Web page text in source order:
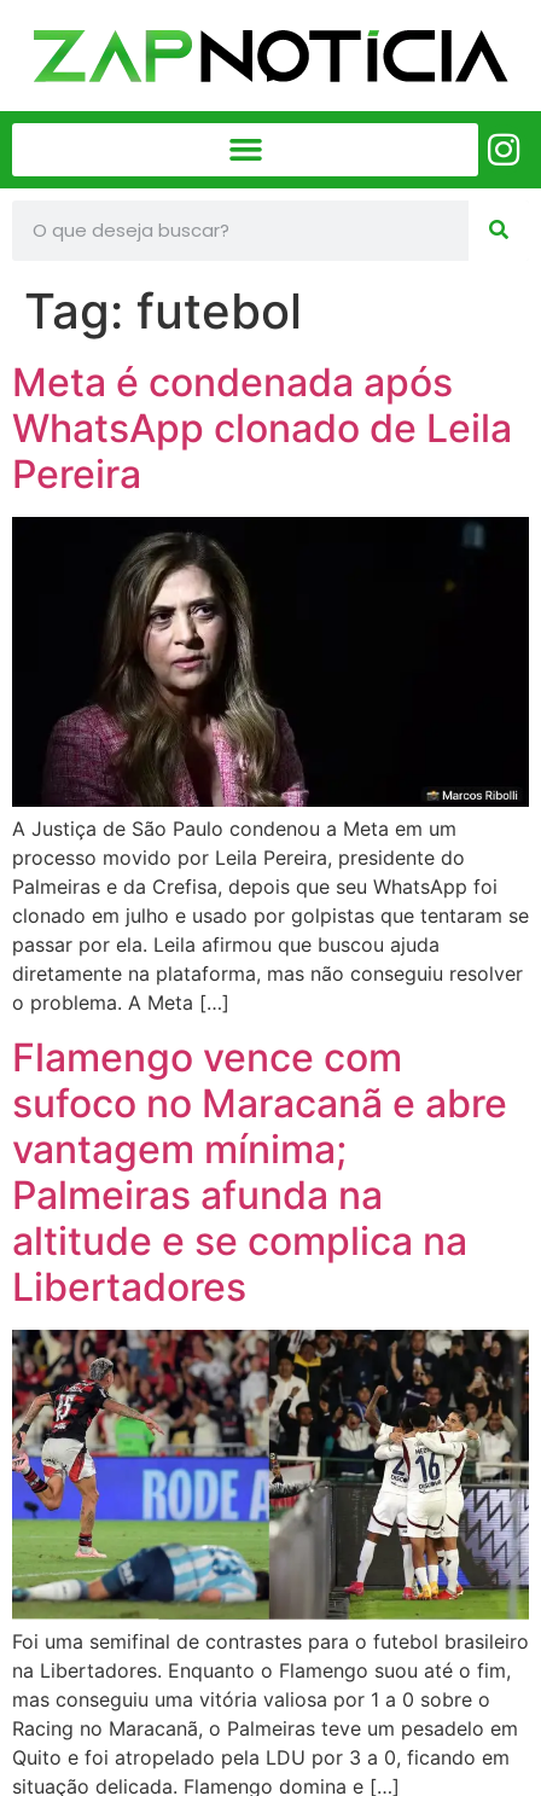
Tag: futebol
Meta é condenada após
WhatsApp clonado de Leila
Pereira
A Justiça de São Paulo condenou a Meta em um
processo movido por Leila Pereira, presidente do
Palmeiras e da Crefisa, depois que seu WhatsApp foi
clonado em julho e usado por golpistas que tentaram se
passar por ela. Leila afirmou que buscou ajuda
diretamente na plataforma, mas não conseguiu resolver
o problema. A Meta […]
Flamengo vence com
sufoco no Maracanã e abre
vantagem mínima;
Palmeiras afunda na
altitude e se complica na
Libertadores
Foi uma semifinal de contrastes para o futebol brasileiro
na Libertadores. Enquanto o Flamengo suou até o fim,
mas conseguiu uma vitória valiosa por 1 a 0 sobre o
Racing no Maracanã, o Palmeiras teve um pesadelo em
Quito e foi atropelado pela LDU por 3 a 0, ficando em
situação delicada. Flamengo domina e […]